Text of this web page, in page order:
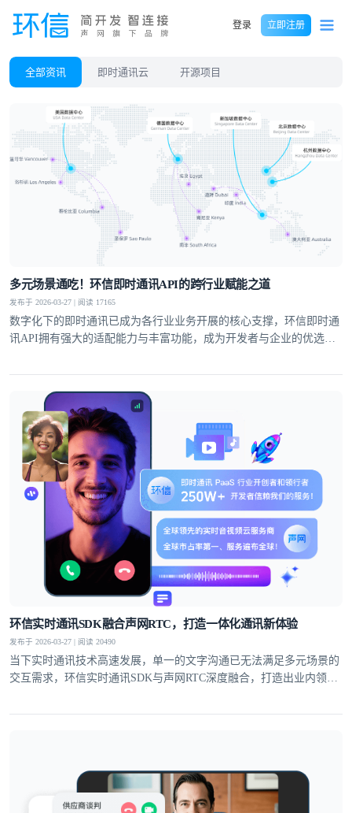
登录 立即注册
全部资讯 即时通讯云 开源项目
多元场景通吃！环信即时通讯API的跨行业赋能之道
发布于 2026-03-27 | 阅读 17165
数字化下的即时通讯已成为各行业业务开展的核心支撑，环信即时通
讯API拥有强大的适配能力与丰富功能，成为开发者与企业的优选方
天室、超级社区等多元沟通模型，从1V1私密聊天到万人群组互动，
从直播弹幕到远程问诊，多方面满足不同业务场景的通讯需求。
环信实时通讯SDK融合声网RTC，打造一体化通讯新体验
发布于 2026-03-27 | 阅读 20490
当下实时通讯技术高速发展，单一的文字沟通已无法满足多元场景的
交互需求，环信实时通讯SDK与声网RTC深度融合，打造出业内领先
通讯解决方案，高度适配泛娱乐社交、企业出海与大规模业务的发展